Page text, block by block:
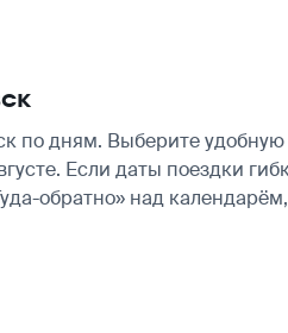
дням. Выберите
Если даты поездки
обратно» над